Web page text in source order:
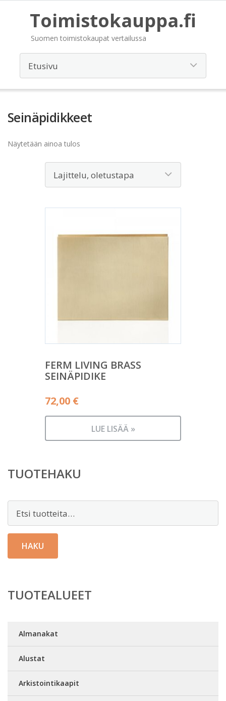
Toimistokauppa.fi
Suomen toimistokaupat vertailussa
Seinäpidikkeet
Näytetään ainoa tulos
FERM LIVING BRASS
SEINÄPIDIKE
72,00 €
LUE LISÄÄ »
TUOTEHAKU
HAKU
TUOTEALUEET
Almanakat
Alustat
Arkistointikaapit